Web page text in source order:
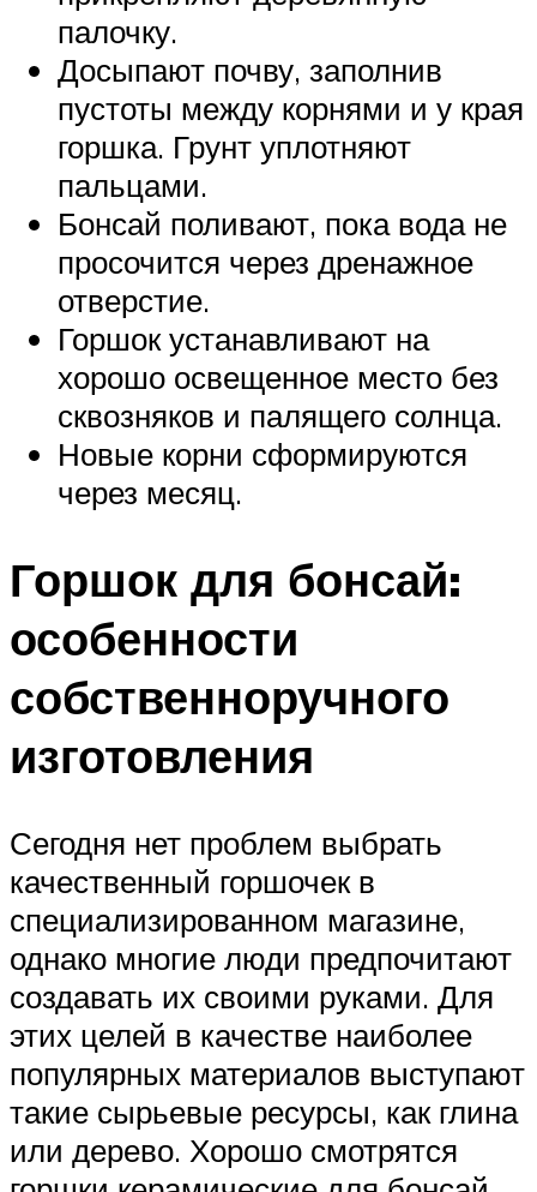
палочку.
Досыпают почву, заполнив
пустоты между корнями и у края
горшка. Грунт уплотняют
пальцами.
Бонсай поливают, пока вода не
просочится через дренажное
отверстие.
Горшок устанавливают на
хорошо освещенное место без
сквозняков и палящего солнца.
Новые корни сформируются
через месяц.
Горшок для бонсай:
особенности
собственноручного
изготовления
Сегодня нет проблем выбрать
качественный горшочек в
специализированном магазине,
однако многие люди предпочитают
создавать их своими руками. Для
этих целей в качестве наиболее
популярных материалов выступают
такие сырьевые ресурсы, как глина
или дерево. Хорошо смотрятся